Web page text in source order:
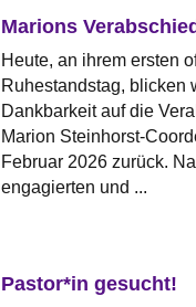
Marions
Heute, an ihrem ersten
Ruhestandstag, blicken
Dankbarkeit auf die
Marion Steinhorst-
Februar 2026 zurück.
engagierten und ...
Pastor*in gesucht!